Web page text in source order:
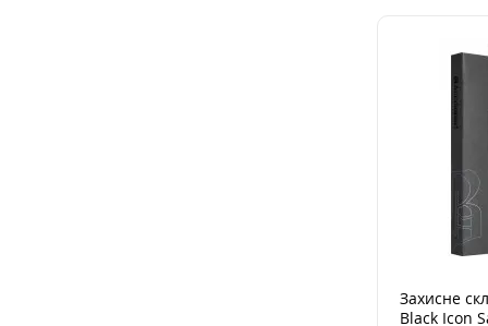
Захисне
Black Icon